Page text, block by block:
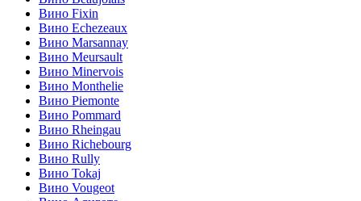
Вино Fixin
Вино Echezeaux
Вино Marsannay
Вино Meursault
Вино Minervois
Вино Monthelie
Вино Piemonte
Вино Pommard
Вино Rheingau
Вино Richebourg
Вино Rully
Вино Tokaj
Вино Vougeot